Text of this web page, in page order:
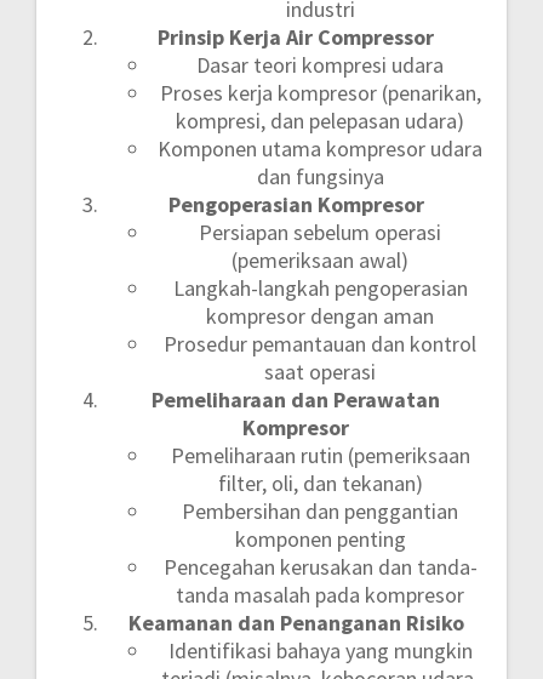
industri
Prinsip Kerja Air Compressor
Dasar teori kompresi udara
Proses kerja kompresor (penarikan,
kompresi, dan pelepasan udara)
Komponen utama kompresor udara
dan fungsinya
Pengoperasian Kompresor
Persiapan sebelum operasi
(pemeriksaan awal)
Langkah-langkah pengoperasian
kompresor dengan aman
Prosedur pemantauan dan kontrol
saat operasi
Pemeliharaan dan Perawatan
Kompresor
Pemeliharaan rutin (pemeriksaan
filter, oli, dan tekanan)
Pembersihan dan penggantian
komponen penting
Pencegahan kerusakan dan tanda-
tanda masalah pada kompresor
Keamanan dan Penanganan Risiko
Identifikasi bahaya yang mungkin